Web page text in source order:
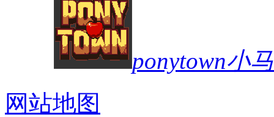
ponytown小
网站地图